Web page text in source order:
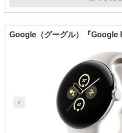
Google（グーグル）『Google